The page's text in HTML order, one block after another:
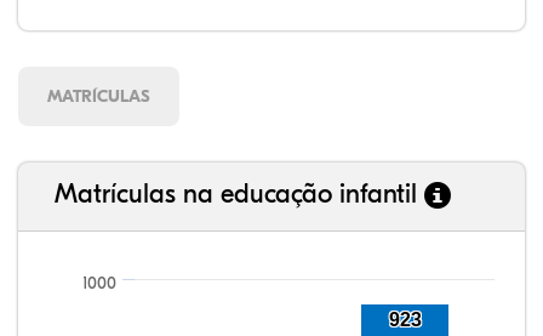
MATRÍCULAS
Matrículas na educação infantil
1000
923